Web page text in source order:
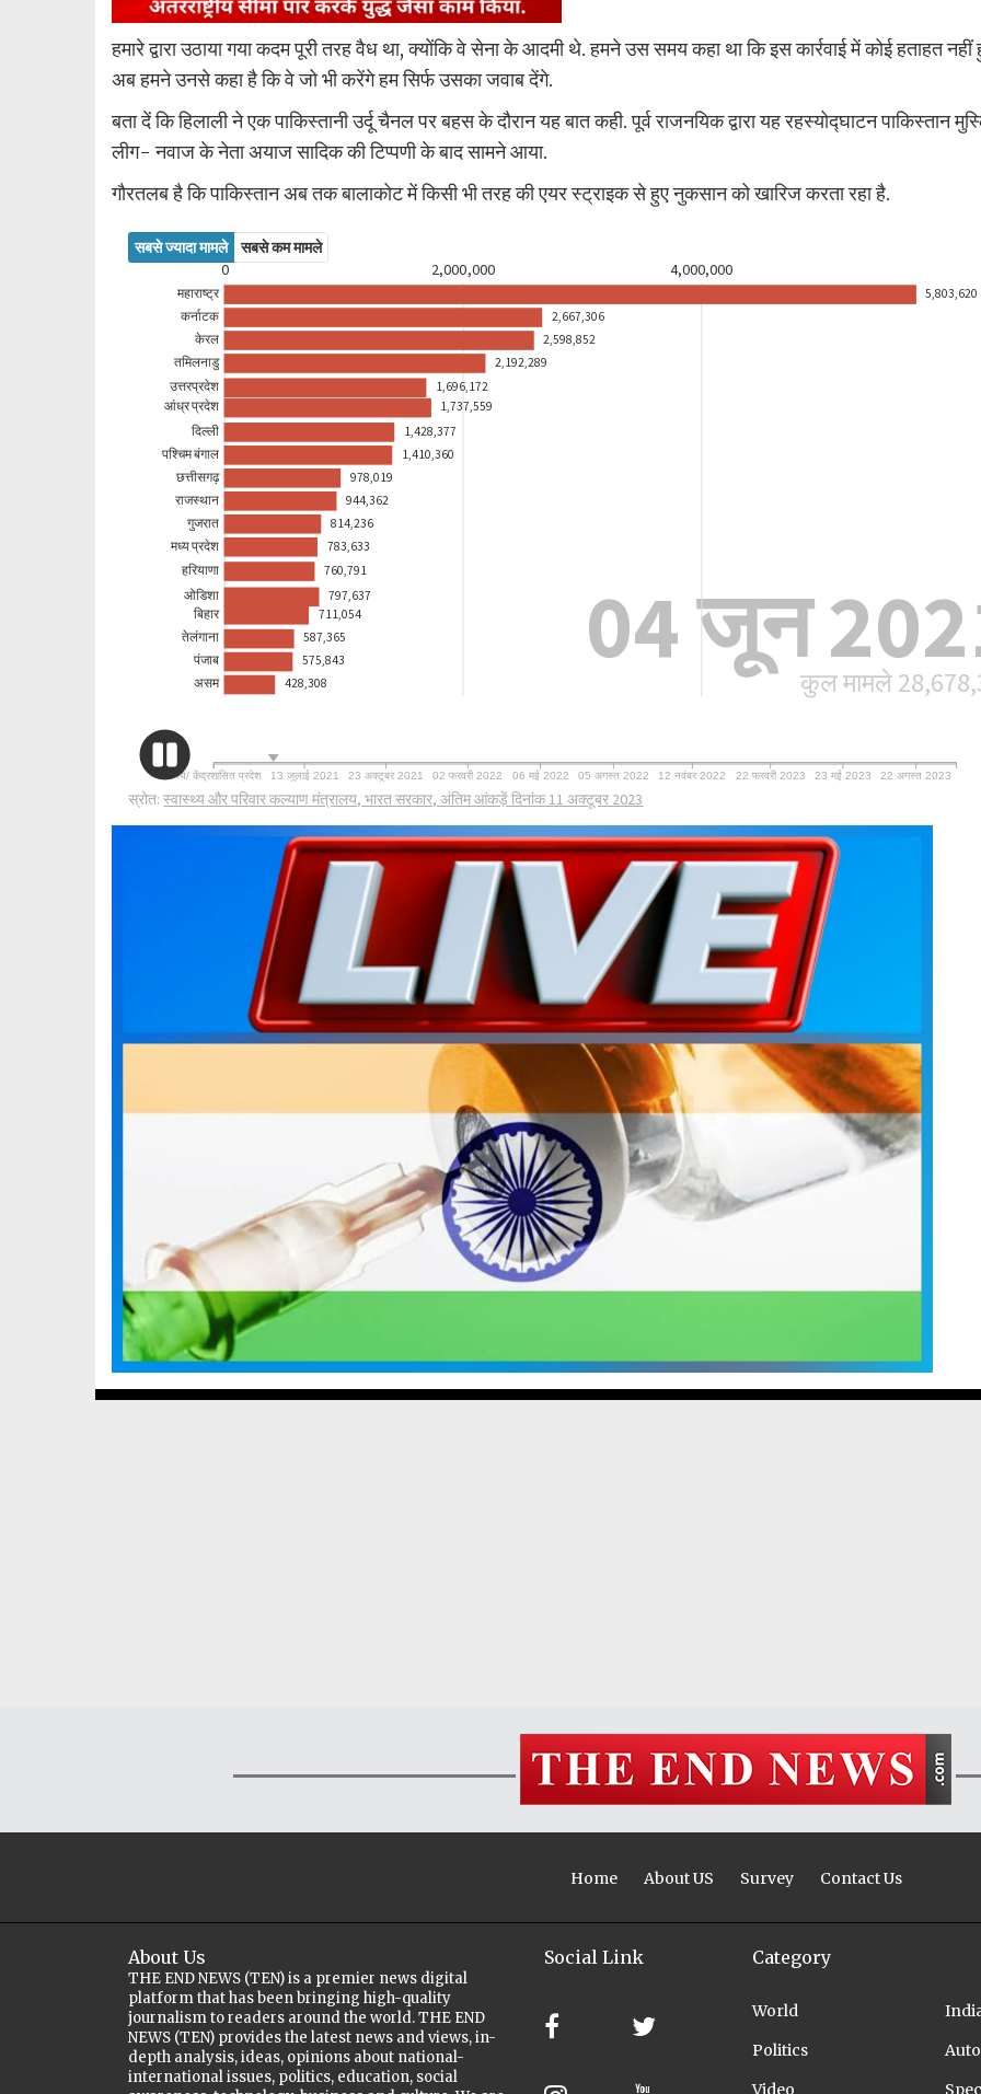
हमारे द्वारा उठाया गया कदम पूरी तरह वैध था, क्योंकि वे सेना के आदमी थे. हमने उस समय कहा था कि इस कार्रवाई में कोई हताहत
अब हमने उनसे कहा है कि वे जो भी करेंगे हम सिर्फ उसका जवाब देंगे.
बता दें कि हिलाली ने एक पाकिस्तानी उर्दू चैनल पर बहस के दौरान यह बात कही. पूर्व राजनयिक द्वारा यह रहस्योद्घाटन पाकिस्तान
लीग- नवाज के नेता अयाज सादिक की टिप्पणी के बाद सामने आया.
गौरतलब है कि पाकिस्तान अब तक बालाकोट में किसी भी तरह की एयर स्ट्राइक से हुए नुकसान को खारिज करता रहा है.
Home About US Survey Contact Us
About Us
THE END NEWS (TEN) is a premier news digital
platform that has been bringing high-quality
journalism to readers around the world. THE END
NEWS (TEN) provides the latest news and views, in-
depth analysis, ideas, opinions about national-
international issues, politics, education, social
Social Link Category
World
Politics
Video